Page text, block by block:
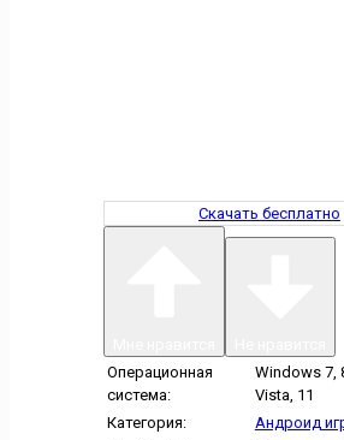
Скачать бесплатно
Операционная
система:
Windows 7,
Vista, 11
Категория:
Андроид